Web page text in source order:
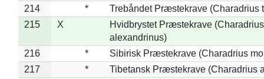
214
*
Trebåndet Præstekrave (Charadrius
215
X
Hvidbrystet Præstekrave (Charadrius
alexandrinus)
216
*
Sibirisk Præstekrave (Charadrius
217
*
Tibetansk Præstekrave (Charadrius